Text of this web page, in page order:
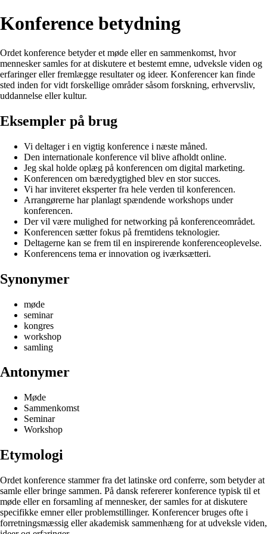
Konference betydning
Ordet konference betyder et møde eller en sammenkomst, hvor
mennesker samles for at diskutere et bestemt emne, udveksle viden og
erfaringer eller fremlægge resultater og ideer. Konferencer kan finde
sted inden for vidt forskellige områder såsom forskning, erhvervsliv,
uddannelse eller kultur.
Eksempler på brug
Vi deltager i en vigtig konference i næste måned.
Den internationale konference vil blive afholdt online.
Jeg skal holde oplæg på konferencen om digital marketing.
Konferencen om bæredygtighed blev en stor succes.
Vi har inviteret eksperter fra hele verden til konferencen.
Arrangørerne har planlagt spændende workshops under
konferencen.
Der vil være mulighed for networking på konferenceområdet.
Konferencen sætter fokus på fremtidens teknologier.
Deltagerne kan se frem til en inspirerende konferenceoplevelse.
Konferencens tema er innovation og iværksætteri.
Synonymer
møde
seminar
kongres
workshop
samling
Antonymer
Møde
Sammenkomst
Seminar
Workshop
Etymologi
Ordet konference stammer fra det latinske ord conferre, som betyder at
samle eller bringe sammen. På dansk refererer konference typisk til et
møde eller en forsamling af mennesker, der samles for at diskutere
specifikke emner eller problemstillinger. Konferencer bruges ofte i
forretningsmæssig eller akademisk sammenhæng for at udveksle viden,